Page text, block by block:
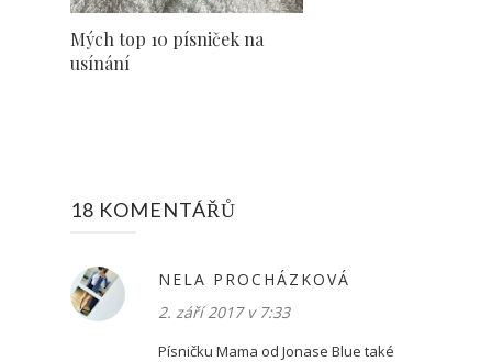
Mých top 10 písniček na
usínání
18 KOMENTÁŘŮ
NELA PROCHÁZKOVÁ
2. září 2017 v 7:33
Písničku Mama od Jonase Blue také